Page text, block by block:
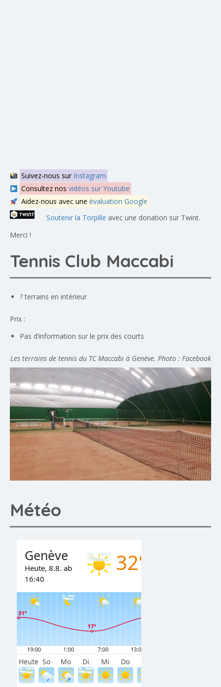
Suivez-nous sur Instagram
Consultez nos vidéos sur Youtube
Aidez-nous avec une évaluation Google
Soutenir la Torpille avec une donation sur Twint.
Merci !
Tennis Club Maccabi
? terrains en intérieur
Prix :
Pas d’information sur le prix des courts
Les terrains de tennis du TC Maccabi à Genève. Photo : Facebook
Météo